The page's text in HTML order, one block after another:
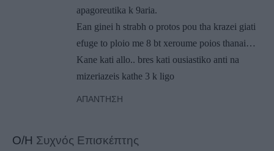
apagoreutika k 9aria.
Ean ginei h strabh o protos pou tha krazei giati
efuge to ploio me 8 bt xeroume poios thanai…
Kane kati allo.. bres kati ousiastiko anti na
mizeriazeis kathe 3 k ligo
ΑΠΆΝΤΗΣΗ
Ο/Η Συχνός Επισκέπτης